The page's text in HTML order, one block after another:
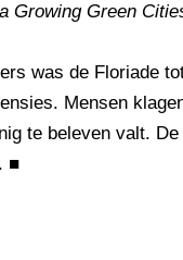
Growing Green
was de Floriade
Mensen
te beleven valt.
■